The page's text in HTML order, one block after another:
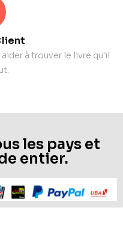
à trouver le livre qu'il
les pays et
entier.